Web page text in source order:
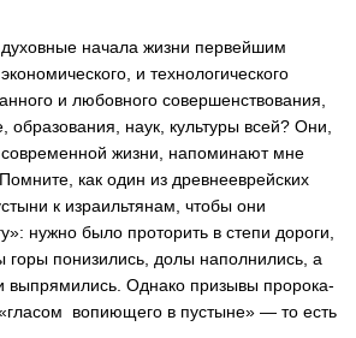
духовные начала жизни первейшим
и технологического
и любовного совершенствования,
образования, наук, культуры всей? Они,
жизни, напоминают мне
как один из древнееврейских
к израильтянам, чтобы они
нужно было проторить в степи дороги,
горы понизились, долы наполнились, а
выпрямились. Однако призывы пророка-
вопиющего в пустыне» — то есть